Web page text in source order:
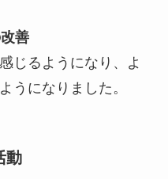
善
じるようになり、よ
うになりました。
動